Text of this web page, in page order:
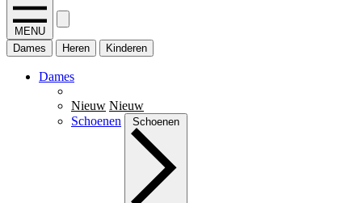
MENU
Dames
Heren Kinderen
Dames
Nieuw Nieuw
Schoenen
Schoenen